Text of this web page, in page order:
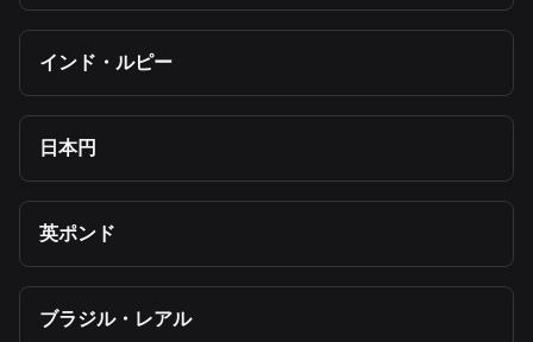
インド・ルピー
日本円
英ポンド
ブラジル・レアル